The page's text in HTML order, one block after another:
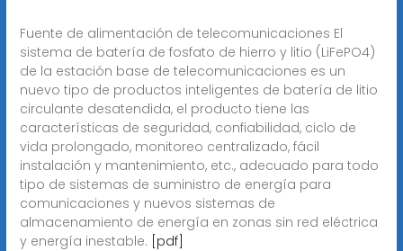
Fuente de alimentación de telecomunicaciones El
sistema de batería de fosfato de hierro y litio (LiFePO4)
de la estación base de telecomunicaciones es un
nuevo tipo de productos inteligentes de batería de litio
circulante desatendida, el producto tiene las
características de seguridad, confiabilidad, ciclo de
vida prolongado, monitoreo centralizado, fácil
instalación y mantenimiento, etc., adecuado para todo
tipo de sistemas de suministro de energía para
comunicaciones y nuevos sistemas de
almacenamiento de energía en zonas sin red eléctrica
y energía inestable. [pdf]